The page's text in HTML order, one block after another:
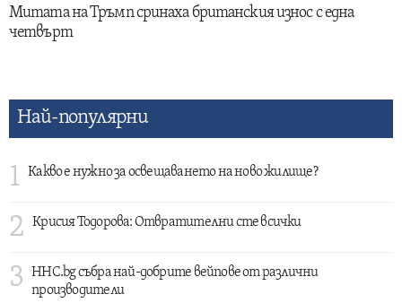
Митата на Тръмп сринаха британския износ с една
четвърт
Най-популярни
1 Какво е нужно за освещаването на ново жилище?
2 Крисия Тодорова: Отвратителни сте всички
3
HHC.bg събра най-добрите вейпове от различни
производители